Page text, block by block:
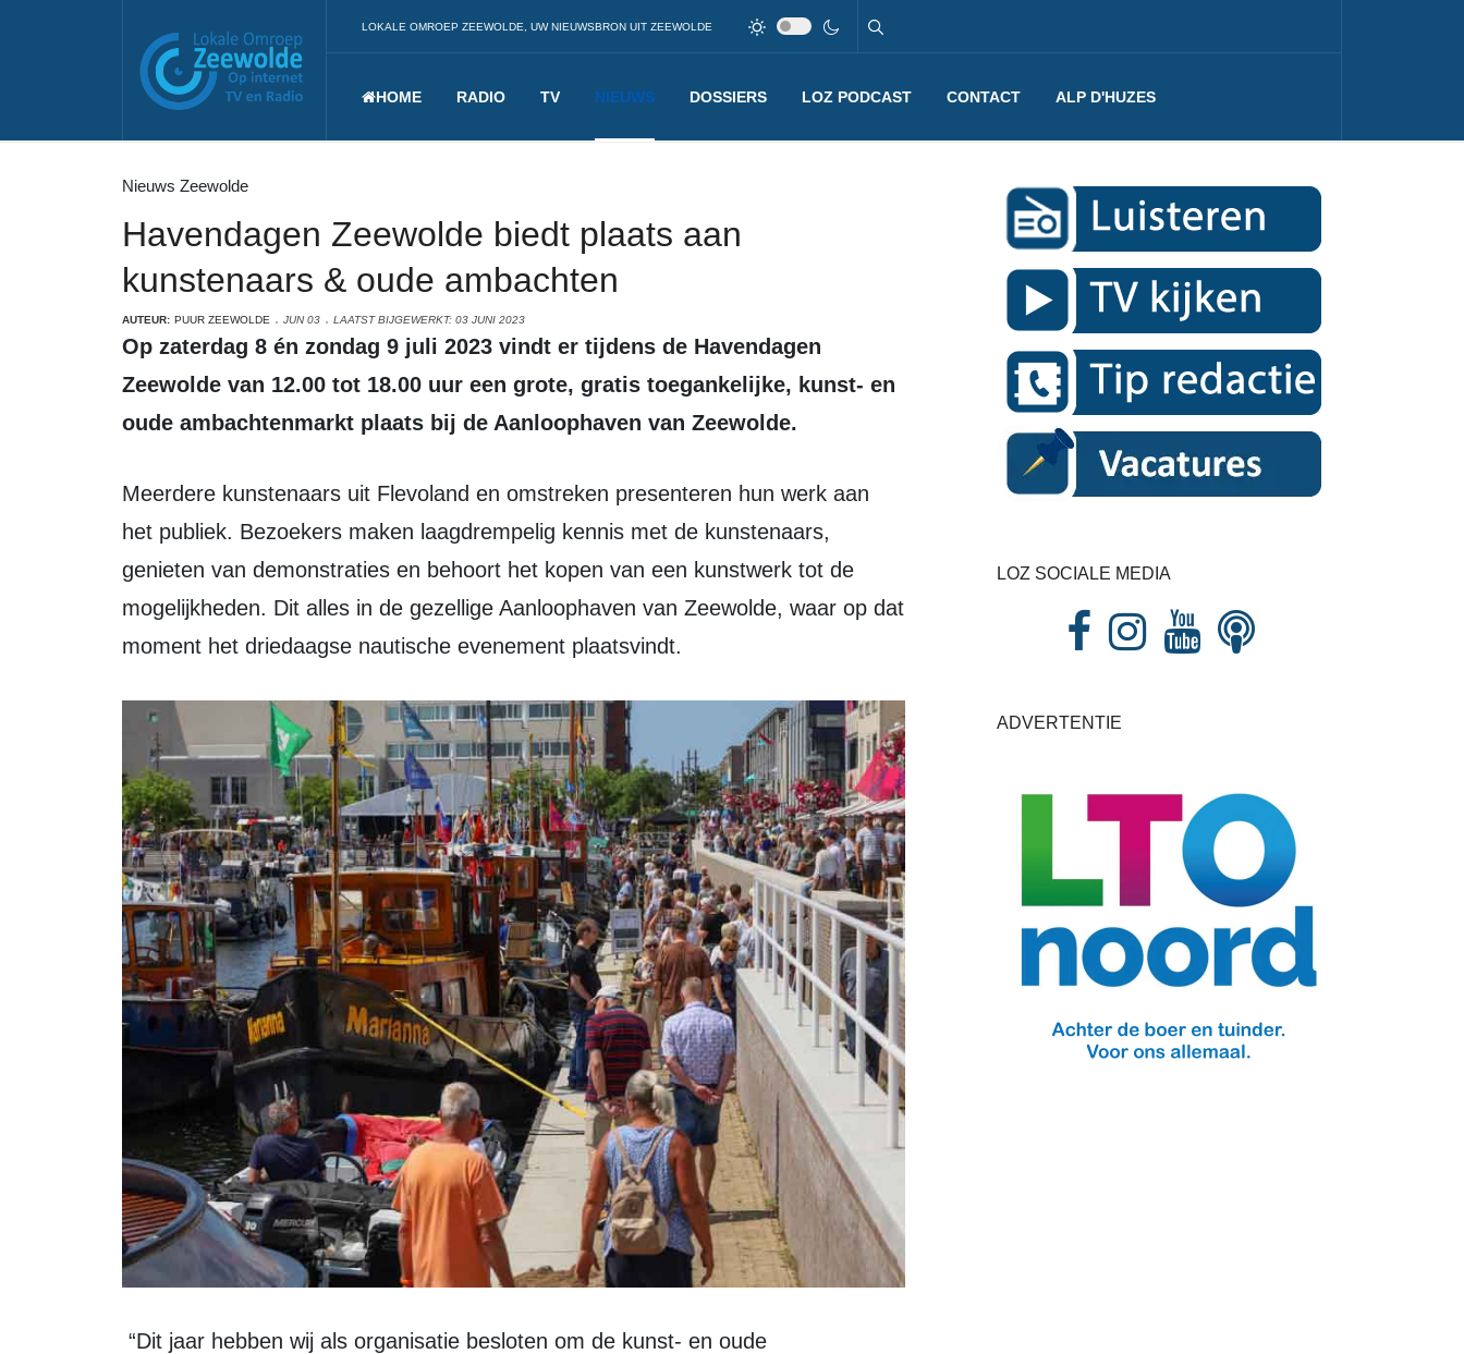
LOKALE OMROEP ZEEWOLDE, UW NIEUWSBRON UIT ZEEWOLDE
HOME RADIO TV NIEUWS DOSSIERS LOZ PODCAST CONTACT ALP D'HUZES
Nieuws Zeewolde
Havendagen Zeewolde biedt plaats aan
kunstenaars & oude ambachten
AUTEUR: PUUR ZEEWOLDE JUN 03 LAATST BIJGEWERKT: 03 JUNI 2023
Op zaterdag 8 én zondag 9 juli 2023 vindt er tijdens de Havendagen
Zeewolde van 12.00 tot 18.00 uur een grote, gratis toegankelijke, kunst- en
oude ambachtenmarkt plaats bij de Aanloophaven van Zeewolde.
Meerdere kunstenaars uit Flevoland en omstreken presenteren hun werk aan
het publiek. Bezoekers maken laagdrempelig kennis met de kunstenaars,
genieten van demonstraties en behoort het kopen van een kunstwerk tot de
mogelijkheden. Dit alles in de gezellige Aanloophaven van Zeewolde, waar op dat
moment het driedaagse nautische evenement plaatsvindt.
“Dit jaar hebben wij als organisatie besloten om de kunst- en oude
LOZ SOCIALE MEDIA
ADVERTENTIE